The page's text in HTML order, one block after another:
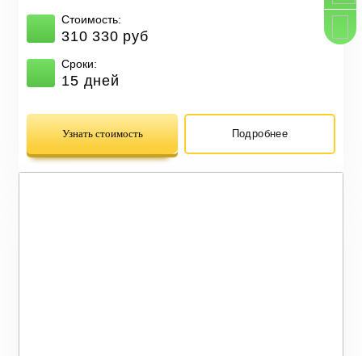
Стоимость:
310 330 руб
Сроки:
15 дней
Узнать стоимость Подробнее